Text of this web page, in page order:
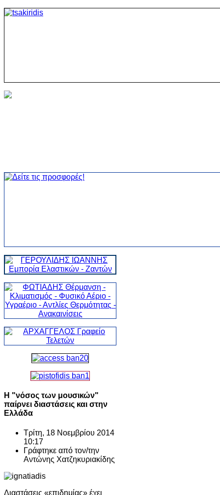
Η "νόσος των μουσικών"
παίρνει διαστάσεις και στην
Ελλάδα
Τρίτη, 18 Νοεμβρίου 2014
10:17
Γράφτηκε από τον/την
Αντώνης Χατζηκυριακίδης
Διαστάσεις «επιδημίας» έχει